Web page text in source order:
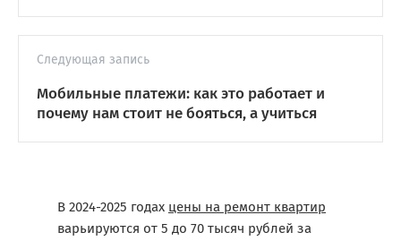
Следующая запись
Мобильные платежи: как это работает и
почему нам стоит не бояться, а учиться
В 2024-2025 годах цены на ремонт квартир
варьируются от 5 до 70 тысяч рублей за